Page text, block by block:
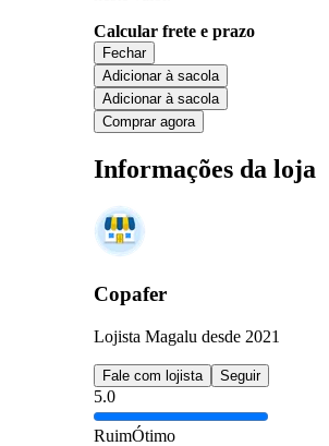
Calcular frete e prazo
Fechar
Adicionar à sacola
Adicionar à sacola
Comprar agora
Informações da loja
Copafer
Lojista Magalu desde 2021
Fale com lojista Seguir
5.0
RuimÓtimo